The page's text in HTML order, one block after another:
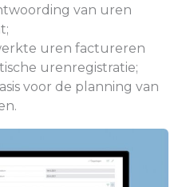
van uren
uren factureren
urenregistratie;
voor de planning van